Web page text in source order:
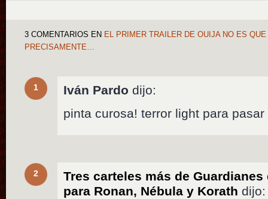
3 COMENTARIOS EN EL PRIMER TRAILER DE OUIJA NO ES
PRECISAMENTE…
1 Iván Pardo dijo:
pinta curosa! terror light para
2
Tres carteles más de
para Ronan, Nébula y Korath dijo: